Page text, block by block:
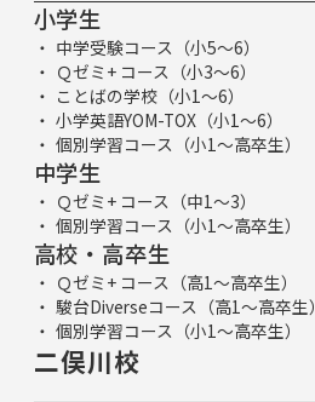
小学生
中学受験コース（小5～6）
Ｑゼミ+ コース（小3～6）
ことばの学校（小1～6）
小学英語YOM-TOX（小1～6）
個別学習コース（小1～高卒生）
中学生
Ｑゼミ+ コース（中1～3）
個別学習コース（小1～高卒生）
高校・高卒生
Ｑゼミ+ コース（高1～高卒生）
駿台Diverseコース（高1～高卒生）
個別学習コース（小1～高卒生）
二俣川校